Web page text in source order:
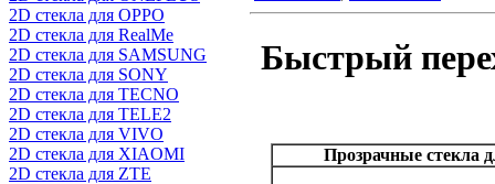
2D стекла для OPPO
2D стекла для RealMe
2D стекла для SAMSUNG
2D стекла для SONY
2D стекла для TECNO
2D стекла для TELE2
2D стекла для VIVO
2D стекла для XIAOMI
2D стекла для ZTE
Быстрый
Прозрачные стекла